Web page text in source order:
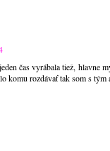
čas vyrábala tiež, hlavne
komu rozdávať tak som s tým